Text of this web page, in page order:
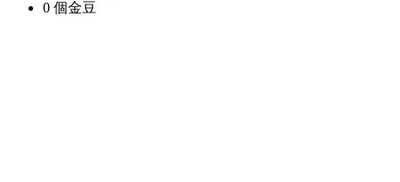
0 個金豆